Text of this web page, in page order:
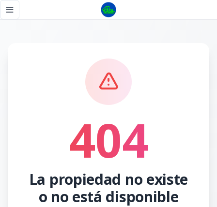
Toggle navigation menu
404
La propiedad no existe
o no está disponible
Página no encontrada - Tu Casa RD